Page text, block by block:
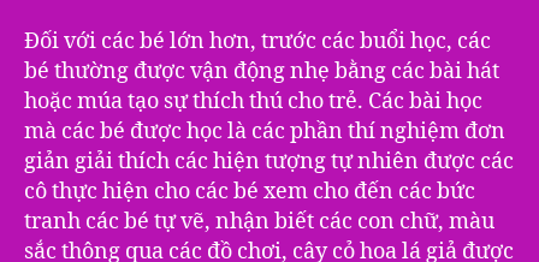
Đối với các bé lớn hơn, trước các buổi học, các
bé thường được vận động nhẹ bằng các bài hát
hoặc múa tạo sự thích thú cho trẻ. Các bài học
mà các bé được học là các phần thí nghiệm đơn
giản giải thích các hiện tượng tự nhiên được các
cô thực hiện cho các bé xem cho đến các bức
tranh các bé tự vẽ, nhận biết các con chữ, màu
sắc thông qua các đồ chơi, cây cỏ hoa lá giả được